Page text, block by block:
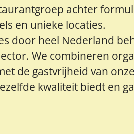
achter
en unieke locaties.
door heel Nederland
We combineren
de gastvrijheid van
kwaliteit biedt en